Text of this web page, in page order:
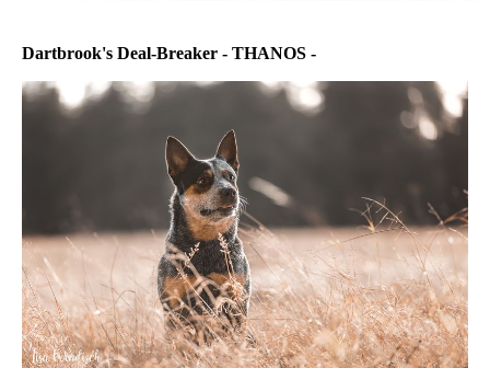
Dartbrook's Deal-Breaker - THANOS -